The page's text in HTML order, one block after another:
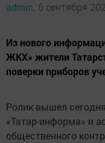
admin, 6 сентября
Из нового
ЖКХ» жители
поверки приборов
Ролик вышел
«Татар-информа» и
общественного